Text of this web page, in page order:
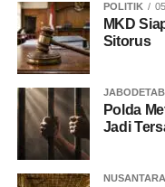
POLITIK
MKD
Sitorus
Polda
Jadi
NUSANTARA